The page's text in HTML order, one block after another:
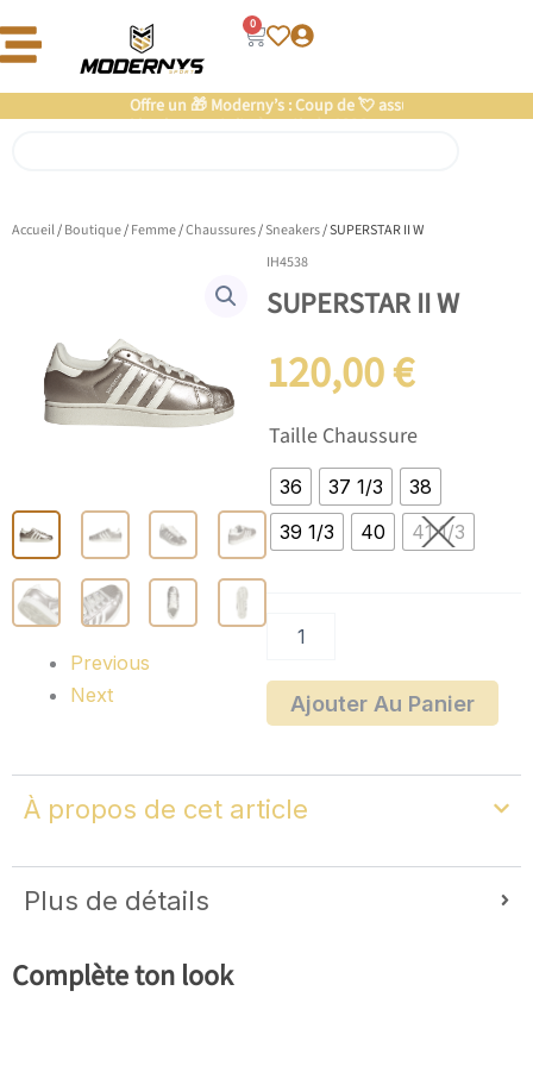
au
0
Panier
Offre un 🎁 Moderny’s : Coup de 💘 assuré
Accueil/Boutique/Femme/Chaussures/Sneakers/ SUPERSTAR II W
Previous
Next
IH4538
SUPERSTAR II W
120,00€
Taille Chaussure
36 37 1/3
38
39 1/3
40 41 1/3
quantité
de
SUPERSTAR
W
Ajouter Au Panier
À propos de cet article
Plus de détails
Complète ton look